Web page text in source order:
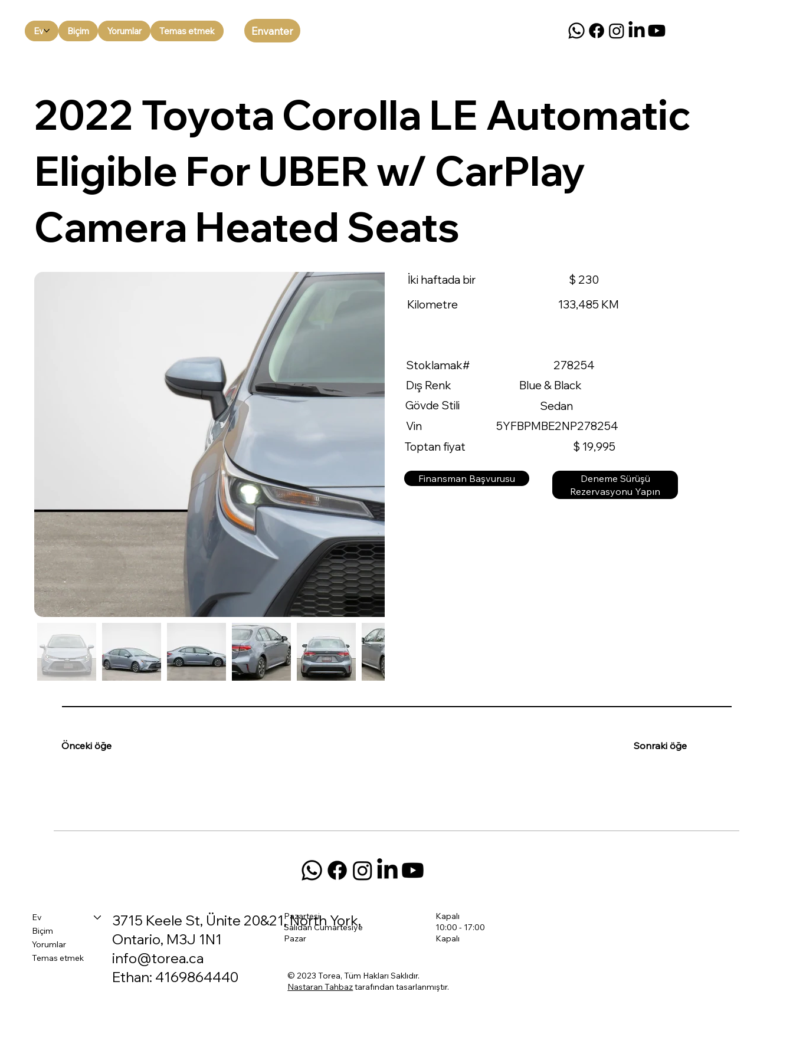
Ev Biçim Yorumlar Temas etmek Envanter
Önceki öğe Sonraki öğe
İki haftada bir
$ 230
Kilometre
133,485 KM
Stoklamak#
278254
Dış Renk
Blue & Black
Gövde Stili
Sedan
Vin
5YFBPMBE2NP278254
Toptan fiyat
$ 19,995
Finansman Başvurusu
Deneme Sürüşü
Rezervasyonu Yapın
2022 Toyota Corolla LE Automatic
Eligible For UBER w/ CarPlay
Camera Heated Seats
Ev
Biçim
Yorumlar
Temas etmek
3715 Keele St, Ünite 20&21, North York,
Ontario, M3J 1N1
info@torea.ca
Ethan: 4169864440
Pazartesi
Salıdan Cumartesiye
Pazar
Kapalı
10:00 - 17:00
Kapalı
© 2023 Torea, Tüm Hakları Saklıdır.
Nastaran Tahbaztarafından tasarlanmıştır.